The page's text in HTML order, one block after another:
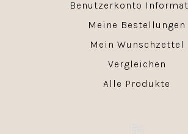
Benutzerkonto
Meine Bestellungen
Mein Wunschzettel
Vergleichen
Alle Produkte